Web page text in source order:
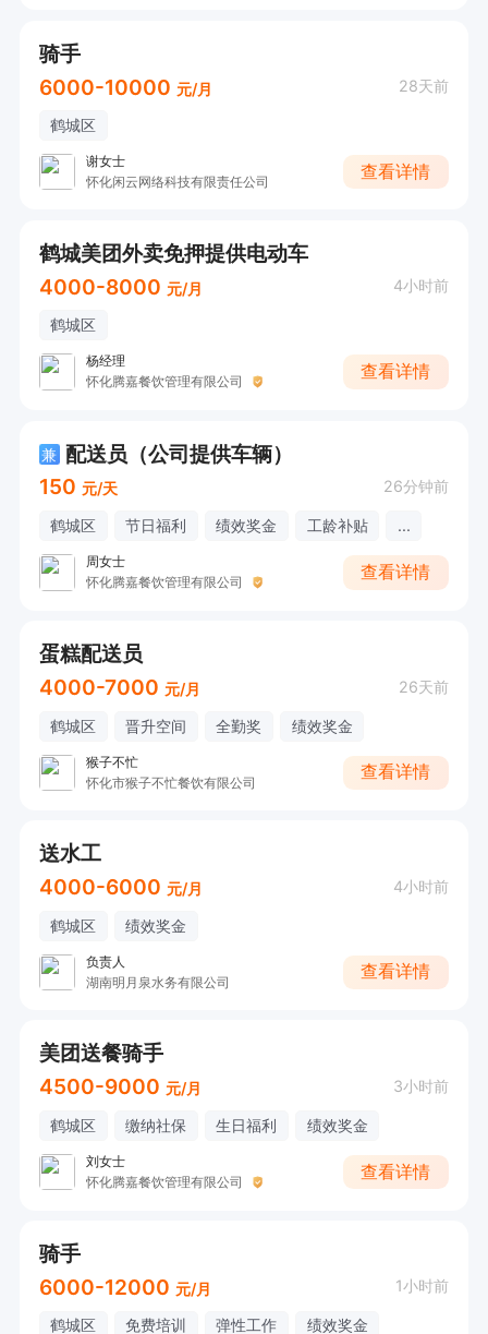
骑手
6000-10000 元/月 28天前
鹤城区
谢女士
怀化闲云网络科技有限责任公司
查看详情
鹤城美团外卖免押提供电动车
4000-8000 元/月 4小时前
鹤城区
杨经理
怀化腾嘉餐饮管理有限公司
查看详情
兼 配送员（公司提供车辆）
150 元/天 26分钟前
鹤城区 节日福利 绩效奖金 工龄补贴 ...
周女士
怀化腾嘉餐饮管理有限公司
查看详情
蛋糕配送员
4000-7000 元/月 26天前
鹤城区 晋升空间 全勤奖 绩效奖金
猴子不忙
怀化市猴子不忙餐饮有限公司
查看详情
送水工
4000-6000 元/月 4小时前
鹤城区 绩效奖金
负责人
湖南明月泉水务有限公司
查看详情
美团送餐骑手
4500-9000 元/月 3小时前
鹤城区 缴纳社保 生日福利 绩效奖金
刘女士
怀化腾嘉餐饮管理有限公司
查看详情
骑手
6000-12000 元/月 1小时前
鹤城区 免费培训 弹性工作 绩效奖金